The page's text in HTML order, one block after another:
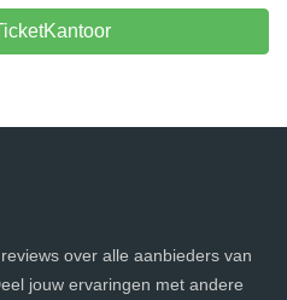
over alle aanbieders van
jouw ervaringen met andere